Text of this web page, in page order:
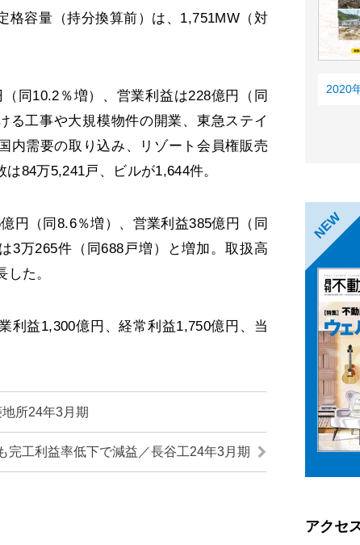
格容量（持分換算前）は、1,751MW（対
同10.2％増）、営業利益は228億円（同
る工事や大規模物件の開業、東急ステイ
内需要の取り込み、リゾート会員権販売
84万5,241戸、ビルが1,644件。
円（同8.6％増）、営業利益385億円（同
3万265件（同688戸増）と増加。取扱高
た。
利益1,300億円、経常利益1,750億円、当
所24年3月期
完工利益率低下で減益／長谷工24年3月期
2020
NEW
アクセ